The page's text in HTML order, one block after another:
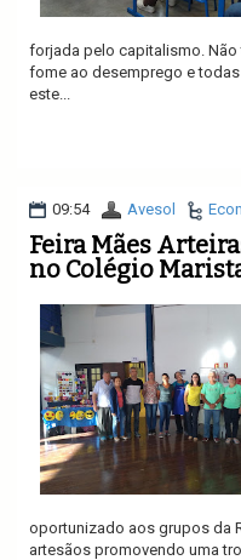
forjada pelo capitalismo. Não
fome ao desemprego e
este...
09:54 Avesol
Feira Mães
no Colégio
oportunizado aos grupos da
artesãos promovendo uma